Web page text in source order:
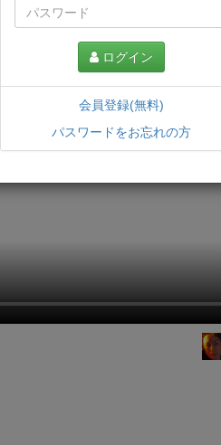
ログイン
会員登録(無料)
パスワードをお忘れの方